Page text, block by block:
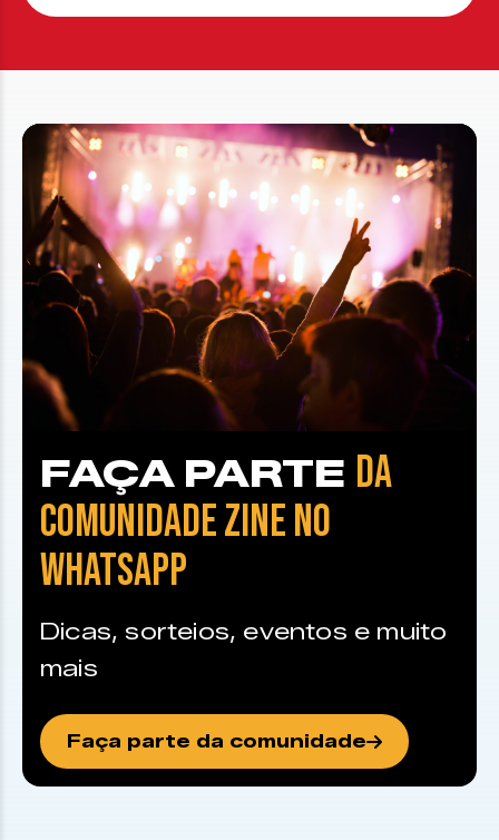
FAÇA PARTE DA
COMUNIDADE ZINE NO
WHATSAPP
Dicas, sorteios, eventos e muito
mais
Faça parte da comunidade